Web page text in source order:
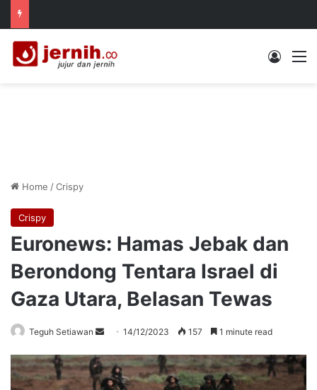
Log In
Home /Crispy
Crispy
Euronews: Hamas Jebak dan
Berondong Tentara Israel di
Gaza Utara, Belasan Tewas
Teguh Setiawan
Send
email
14/12/2023 157 1 minute read